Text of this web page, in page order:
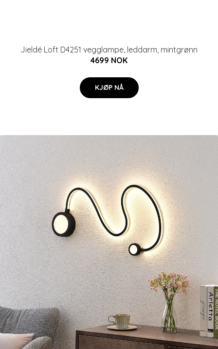
Jieldé Loft D4251 vegglampe, leddarm, mintgrønn
4699 NOK
KJØP NÅ